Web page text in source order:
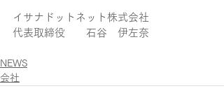
イサナドットネット株式会社
代表取締役　　石谷　伊左奈
NEWS
会社